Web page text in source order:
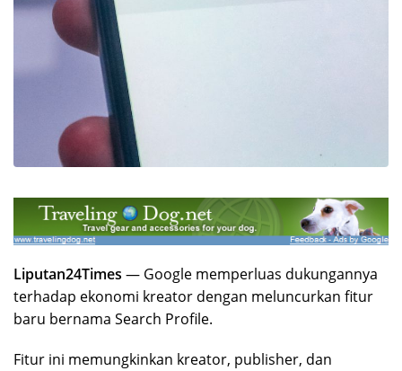
Liputan24Times — Google memperluas dukungannya
terhadap ekonomi kreator dengan meluncurkan fitur
baru bernama Search Profile.
Fitur ini memungkinkan kreator, publisher, dan